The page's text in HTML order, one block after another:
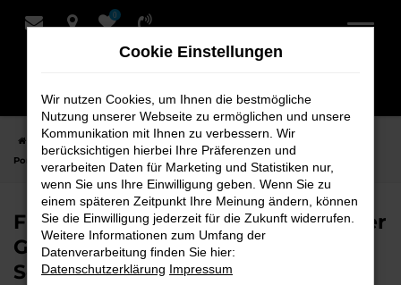
Zum
0
Startseite Leer Porsche Porsche 718 Spyder
Porsche 718 Spyder Gebrauchtwagen für Leer bei Schmidt + Koch
Finden Sie Ihren Porsche 718 Spyder
Gebrauchtwagen für Leer bei
Schmidt + Koch
Cookie Einstellungen
Wir nutzen Cookies, um Ihnen die bestmögliche
Nutzung unserer Webseite zu ermöglichen und unsere
Kommunikation mit Ihnen zu verbessern. Wir
berücksichtigen hierbei Ihre Präferenzen und
verarbeiten Daten für Marketing und Statistiken nur,
wenn Sie uns Ihre Einwilligung geben. Wenn Sie zu
einem späteren Zeitpunkt Ihre Meinung ändern, können
Sie die Einwilligung jederzeit für die Zukunft widerrufen.
Weitere Informationen zum Umfang der
Datenverarbeitung finden Sie hier:
Datenschutzerklärung Impressum